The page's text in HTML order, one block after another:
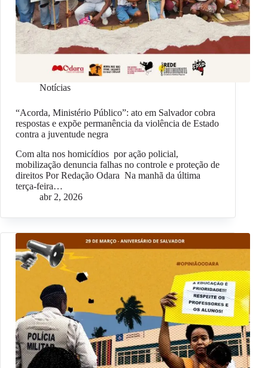
Notícias
“Acorda, Ministério Público”: ato em Salvador cobra
respostas e expõe permanência da violência de Estado
contra a juventude negra
Com alta nos homicídios por ação policial,
mobilização denuncia falhas no controle e proteção de
direitos Por Redação Odara Na manhã da última
terça-feira…
abr 2, 2026